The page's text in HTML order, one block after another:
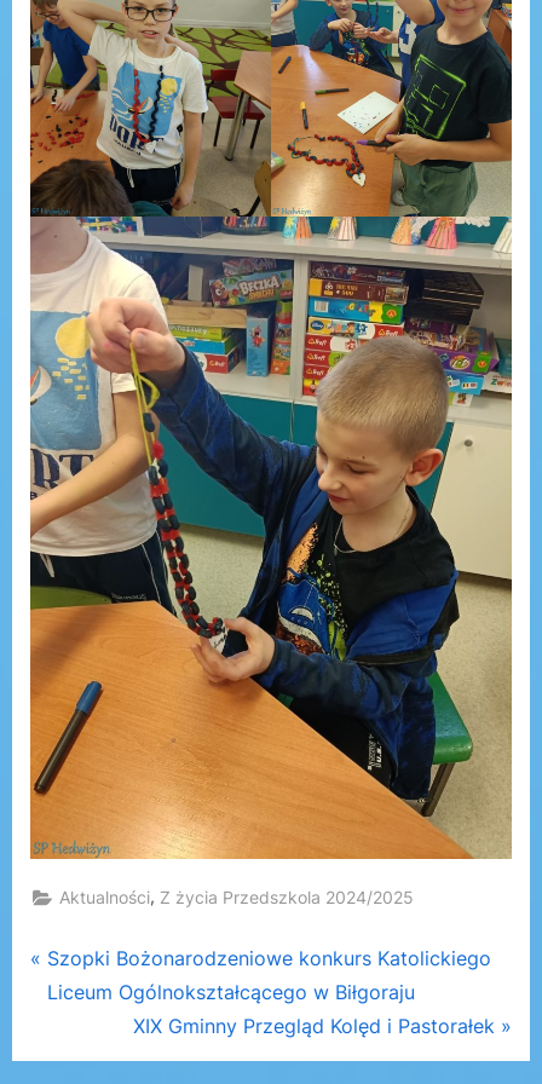
Aktualności, Z życia Przedszkola 2024/2025
Nawigacja
P
r
v
Szopki Bożonarodzeniowe konkurs Katolickiego
Liceum Ogólnokształcącego w Biłgoraju
N
e
XIX Gminny Przegląd Kolęd i Pastorałek